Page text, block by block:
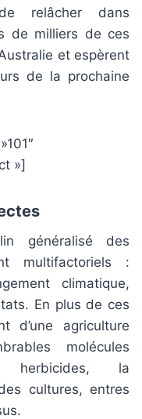
relâcher dans
de milliers de ces
et espèrent
de la prochaine
»]
généralisé des
multifactoriels :
climatique,
En plus de ces
d’une agriculture
molécules
herbicides, la
cultures, entres